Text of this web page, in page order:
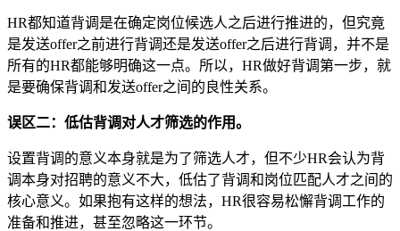
HR都知道背调是在确定岗位候选人之后进行推进的，但究竟
是发送offer之前进行背调还是发送offer之后进行背调，并不是
所有的HR都能够明确这一点。所以，HR做好背调第一步，就
是要确保背调和发送offer之间的良性关系。
误区二：低估背调对人才筛选的作用。
设置背调的意义本身就是为了筛选人才，但不少HR会认为背
调本身对招聘的意义不大，低估了背调和岗位匹配人才之间的
核心意义。如果抱有这样的想法，HR很容易松懈背调工作的
准备和推进，甚至忽略这一环节。